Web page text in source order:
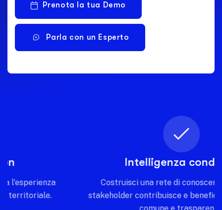
Prenota la tua Demo
Parla con un Esperto
Intelligenza condivisa
Costruisci una rete di conoscenza dove ogni
stakeholder contribuisce e beneficia di una visione